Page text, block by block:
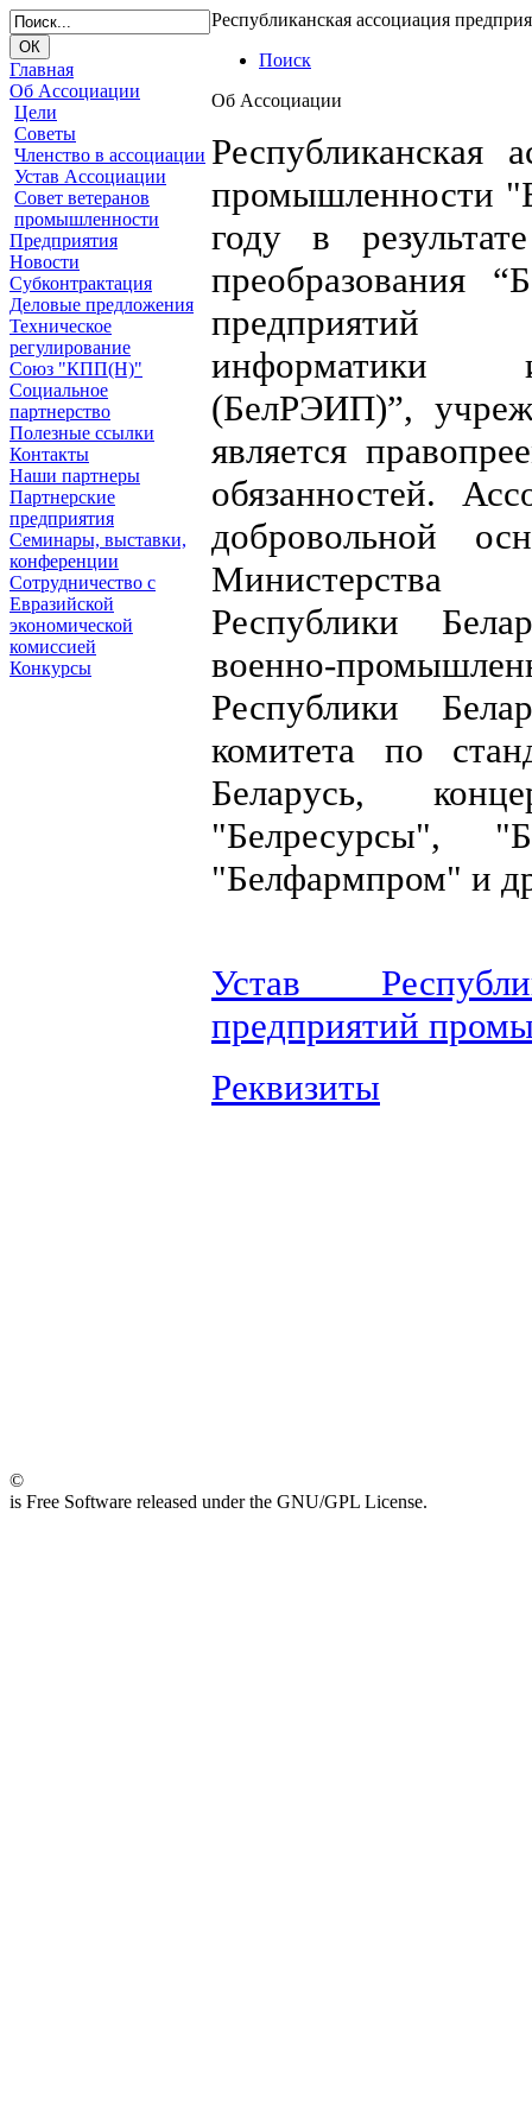
Главная
Об Ассоциации
Цели
Советы
Членство в ассоциации
Устав Ассоциации
Совет ветеранов
промышленности
Предприятия
Новости
Субконтрактация
Деловые предложения
Техническое
регулирование
Союз "КПП(Н)"
Социальное
партнерство
Полезные ссылки
Контакты
Наши партнеры
Партнерские
предприятия
Семинары, выставки,
конференции
Сотрудничество с
Евразийской
экономической
комиссией
Конкурсы
Республиканская ассоциация
Поиск
Об Ассоциации
Республиканская
промышленности
году в
преобразования
предприятий
информатики
(БелРЭИП)”,
является
обязанностей.
добровольной
Республики
военно-
Республики
комитета по
Беларусь,
"Белресурсы",
"Белфармпром" и
Устав
предприятий
Реквизиты
©
is Free Software released under the GNU/GPL License.